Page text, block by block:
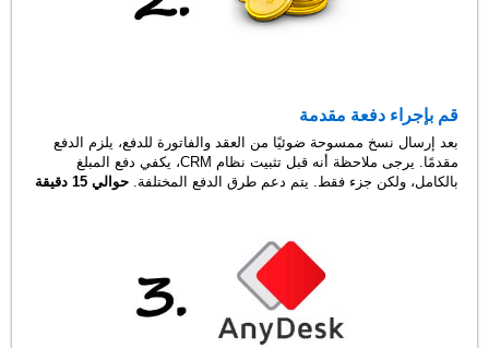
قم بإجراء دفعة مقدمة
بعد إرسال نسخ ممسوحة ضوئيًا من العقد والفاتورة للدفع، يلزم الدفع
مقدمًا. يرجى ملاحظة أنه قبل تثبيت نظام CRM، يكفي دفع المبلغ
بالكامل، ولكن جزء فقط. يتم دعم طرق الدفع المختلفة.حوالي 15 دقيقة